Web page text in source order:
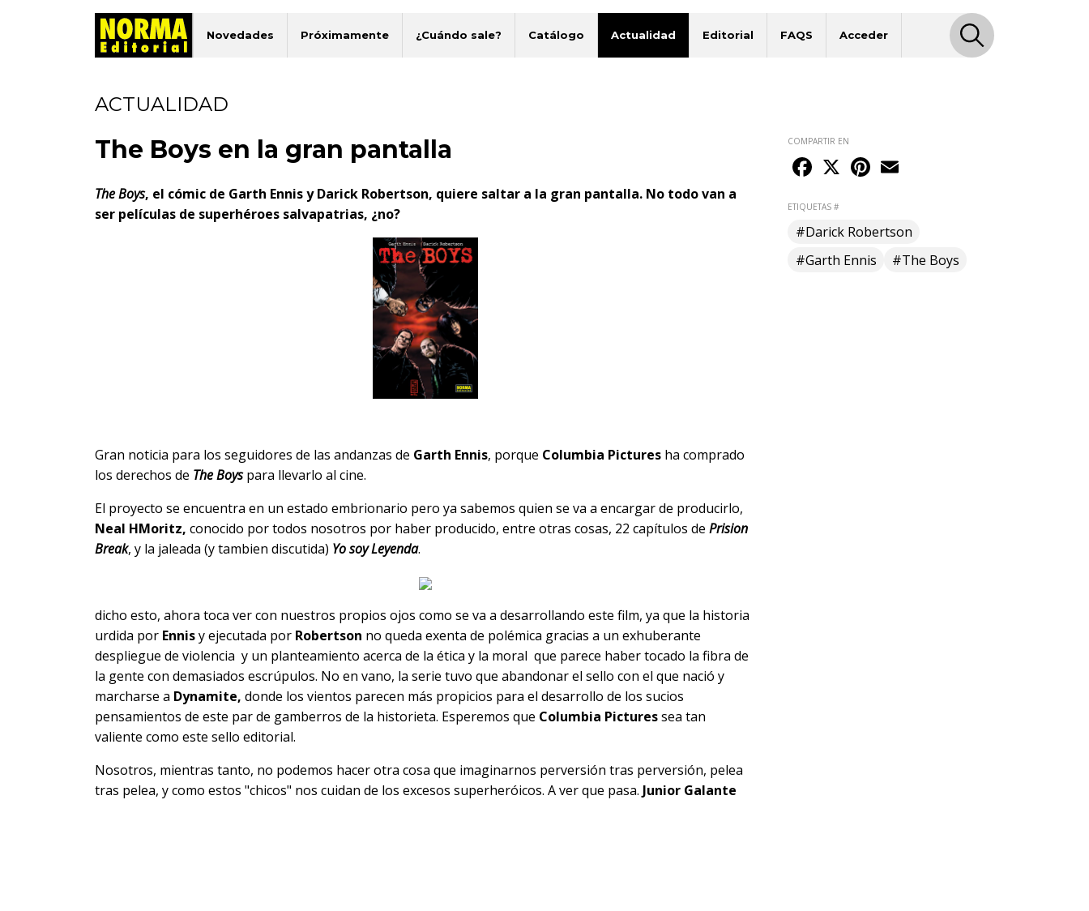
Novedades Próximamente ¿Cuándo sale? Catálogo Actualidad Editorial FAQS Acceder
ACTUALIDAD
The Boys en la gran pantalla
The Boys, el cómic de Garth Ennis y Darick Robertson, quiere saltar a la gran pantalla. No todo van a
ser películas de superhéroes salvapatrias, ¿no?
Gran noticia para los seguidores de las andanzas de Garth Ennis, porque Columbia Pictures ha comprado
los derechos de The Boyspara llevarlo al cine.
El proyecto se encuentra en un estado embrionario pero ya sabemos quien se va a encargar de producirlo,
Neal HMoritz, conocido por todos nosotros por haber producido, entre otras cosas, 22 capítulos de Prision
Break, y la jaleada (y tambien discutida) Yo soy Leyenda.
dicho esto, ahora toca ver con nuestros propios ojos como se va a desarrollando este film, ya que la historia
urdida por Ennisy ejecutada por Robertson no queda exenta de polémica gracias a un exhuberante
despliegue de violencia y un planteamiento acerca de la ética y la moral que parece haber tocado la fibra de
la gente con demasiados escrúpulos. No en vano, la serie tuvo que abandonar el sello con el que nació y
marcharse a Dynamite, donde los vientos parecen más propicios para el desarrollo de los sucios
pensamientos de este par de gamberros de la historieta. Esperemos que Columbia Picturessea tan
valiente como este sello editorial.
Nosotros, mientras tanto, no podemos hacer otra cosa que imaginarnos perversión tras perversión, pelea
tras pelea, y como estos "chicos" nos cuidan de los excesos superheróicos. A ver que pasa. Junior Galante
COMPARTIR EN
Facebook
X Pinterest
ETIQUETAS #
#Darick Robertson
#Garth Ennis
#The Boys